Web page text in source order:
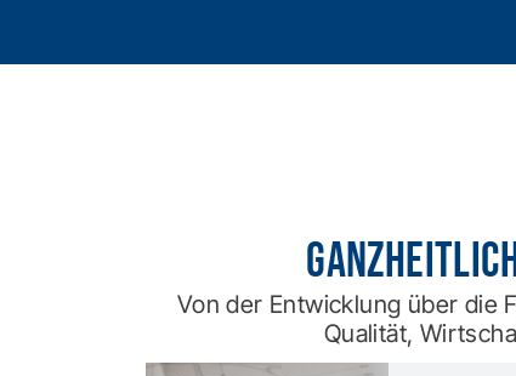
Von der Entwicklung über die
Qualität,